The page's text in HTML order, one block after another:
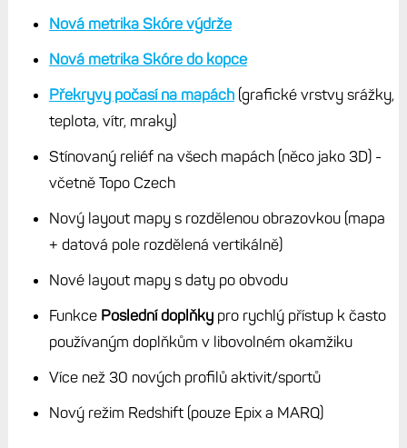
Nová metrika Skóre výdrže
Nová metrika Skóre do kopce
Překryvy počasí na mapách(grafické vrstvy srážky,
teplota, vítr, mraky)
Stínovaný reliéf na všech mapách (něco jako 3D) -
včetně Topo Czech
Nový layout mapy s rozdělenou obrazovkou (mapa
+ datová pole rozdělená vertikálně)
Nové layout mapy s daty po obvodu
Funkce Poslední doplňkypro rychlý přístup k často
používaným doplňkům v libovolném okamžiku
Více než 30 nových profilů aktivit/sportů
Nový režim Redshift (pouze Epix a MARQ)